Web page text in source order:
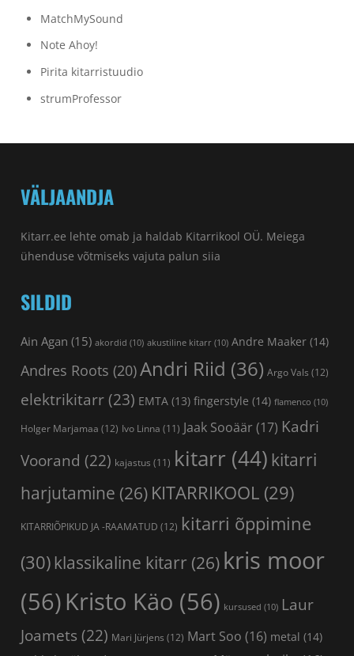
MatchMySound
Note Ahoy!
Pirita kitarristuudio
strumProfessor
VÄLJAANDJA
Kitarr.ee lehte omab ja haldab Kitarrikool OÜ. Meiega
ühenduse võtmiseks vajuta palun siia
SILDID
Ain Agan (15) akordid (10) akustiline kitarr (10) Andre Maaker (14)
Andres Roots (20)Andri Riid (36) Argo Vals (12)
elektrikitarr(23) EMTA (13) fingerstyle (14) flamenco (10)
Holger Marjamaa (12) Ivo Linna (11) Jaak Sooäär(17) Kadri
Voorand (22) kajastus (11) kitarr (44) kitarri
harjutamine (26) KITARRIKOOL (29)
KITARRIÕPIKUD JA -RAAMATUD (12) kitarri õppimine
(30) klassikaline kitarr (26) kris moor
(56) Kristo Käo (56) kursused (10) Laur
Joamets (22) Mari Jürjens (12) Mart Soo (16) metal (14)